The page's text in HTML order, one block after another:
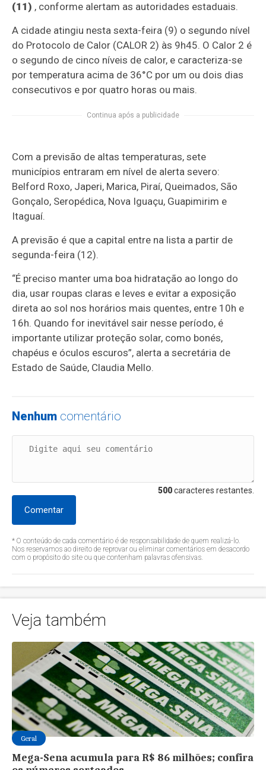
(11) , conforme alertam as autoridades estaduais.
A cidade atingiu nesta sexta-feira (9) o segundo nível
do Protocolo de Calor (CALOR 2) às 9h45. O Calor 2 é
o segundo de cinco níveis de calor, e caracteriza-se
por temperatura acima de 36°C por um ou dois dias
consecutivos e por quatro horas ou mais.
Continua após a publicidade
Com a previsão de altas temperaturas, sete
municípios entraram em nível de alerta severo:
Belford Roxo, Japeri, Marica, Piraí, Queimados, São
Gonçalo, Seropédica, Nova Iguaçu, Guapimirim e
Itaguaí.
A previsão é que a capital entre na lista a partir de
segunda-feira (12).
“É preciso manter uma boa hidratação ao longo do
dia, usar roupas claras e leves e evitar a exposição
direta ao sol nos horários mais quentes, entre 10h e
16h. Quando for inevitável sair nesse período, é
importante utilizar proteção solar, como bonés,
chapéus e óculos escuros”, alerta a secretária de
Estado de Saúde, Claudia Mello.
Nenhum comentário
500caracteres restantes.
Comentar
* O conteúdo de cada comentário é de responsabilidade de quem realizá-lo.
Nos reservamos ao direito de reprovar ou eliminar comentários em desacordo
com o propósito do site ou que contenham palavras ofensivas.
Veja também
Geral
Mega-Sena acumula para R$ 86 milhões; confira